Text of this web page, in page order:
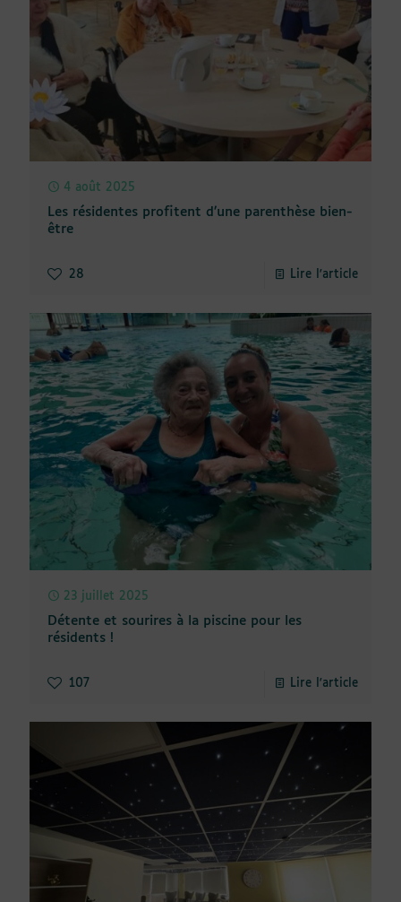
4 août 2025
Les résidentes profitent d’une parenthèse bien-
être
28 Lire l'article
23 juillet 2025
Détente et sourires à la piscine pour les
résidents !
107 Lire l'article